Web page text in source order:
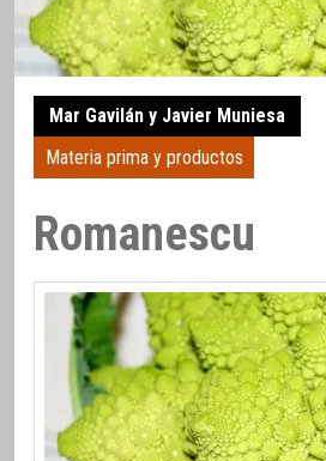
Mar Gavilán y Javier Muniesa
Materia prima y productos
Romanescu